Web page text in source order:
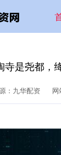
寺是尧都，
：九华配资